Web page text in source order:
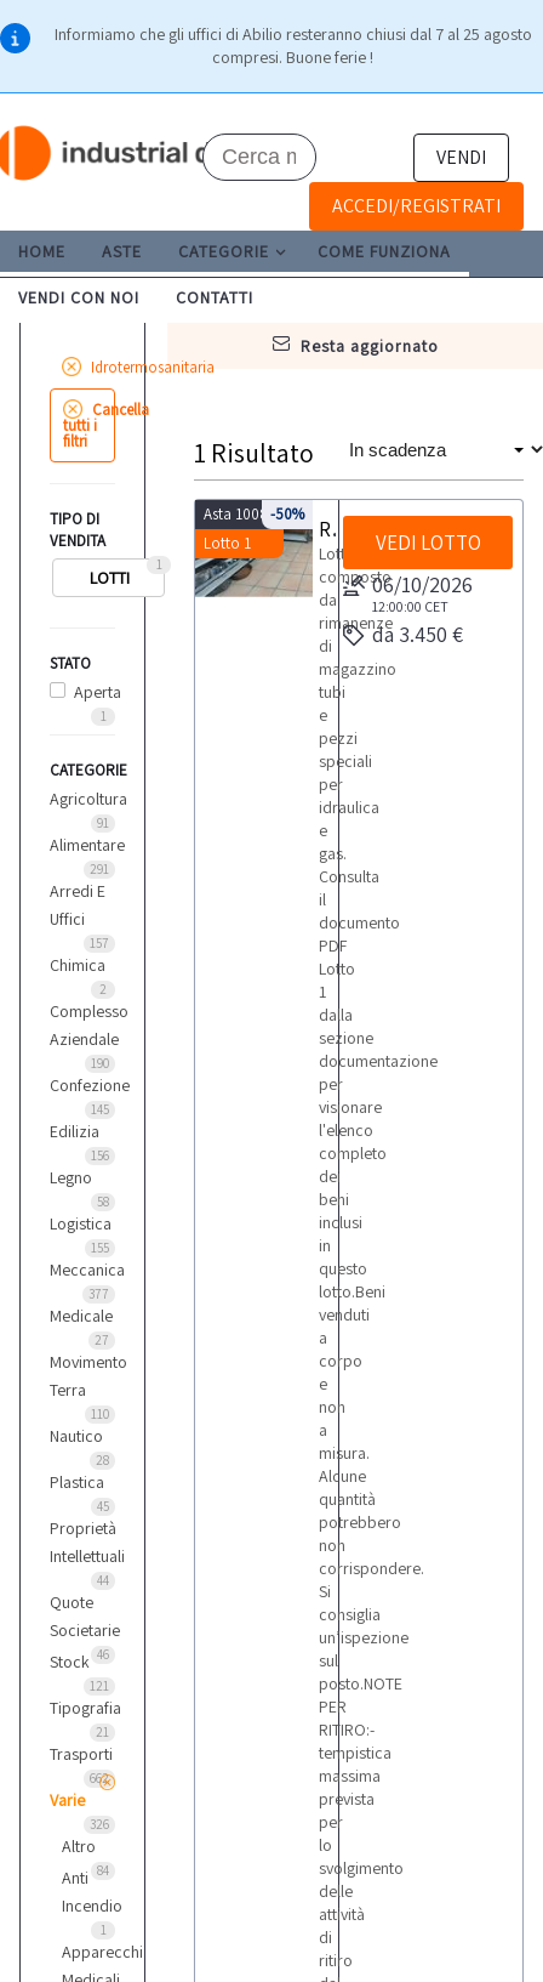
Informiamo che gli uffici di Abilio resteranno chiusi dal 7 al 25 agosto
compresi. Buone ferie !
VENDI
ACCEDI/REGISTRATI
HOME ASTE CATEGORIE COME FUNZIONA
VENDI CON NOI CONTATTI
resta aggiornato
Idrotermosanitaria
Cancella
tutti i
filtri
TIPO DI
VENDITA
1
LOTTI
STATO
Aperta
1
CATEGORIE
Agricoltura
91
Alimentare
291
Arredi E
Uffici
157
Chimica
2
Complesso
Aziendale
190
Confezione
145
Edilizia
156
Legno
58
Logistica
155
Meccanica
377
Medicale
27
Movimento
Terra
110
Nautico
28
Plastica
45
Proprietà
Intellettuali
44
Quote
Societarie
46
Stock
121
Tipografia
21
Trasporti
662
Varie
326
Altro
84
Anti
Incendio
1
Apparecchi
1 Risultato
Asta 10082
Lotto 1
-50%
Rimanenze di magazzino tubi e pezzi speciali per idraulica e gas
Lotto
composto
da
rimanenze
di
magazzino
tubi
e
pezzi
speciali
per
idraulica
e
gas.
Consulta
il
documento
PDF
Lotto
1
dalla
sezione
documentazione
per
visionare
l'elenco
completo
dei
beni
inclusi
in
questo
lotto.Beni
venduti
a
corpo
e
non
a
misura.
Alcune
quantità
potrebbero
non
corrispondere.
Si
consiglia
un’ispezione
sul
posto.NOTE
PER
RITIRO:-
tempistica
massima
prevista
per
lo
svolgimento
delle
attività
di
ritiro
VEDI LOTTO
06/10/2026
12:00:00 CET
da 3.450 €